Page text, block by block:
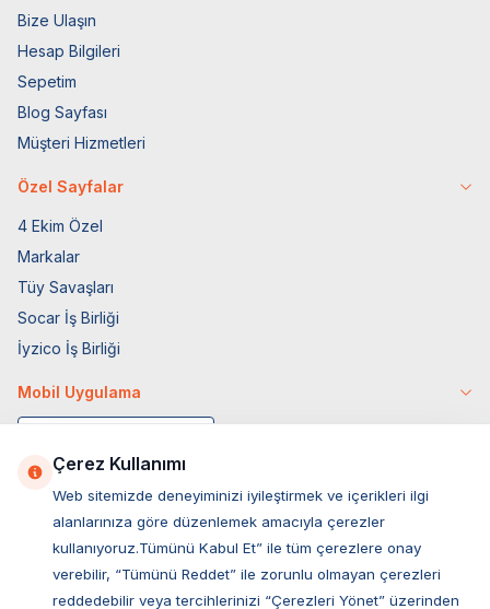
Bize Ulaşın
Hesap Bilgileri
Sepetim
Blog Sayfası
Müşteri Hizmetleri
Özel Sayfalar
4 Ekim Özel
Markalar
Tüy Savaşları
Socar İş Birliği
İyzico İş Birliği
Mobil Uygulama
Çerez Kullanımı
Web sitemizde deneyiminizi iyileştirmek ve içerikleri ilgi
alanlarınıza göre düzenlemek amacıyla çerezler
kullanıyoruz.Tümünü Kabul Et” ile tüm çerezlere onay
verebilir, “Tümünü Reddet” ile zorunlu olmayan çerezleri
reddedebilir veya tercihlerinizi “Çerezleri Yönet” üzerinden